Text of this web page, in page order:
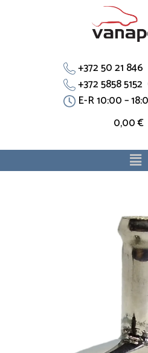
+372 50 21
+372 5858
E-R 10:00 –
0,00€